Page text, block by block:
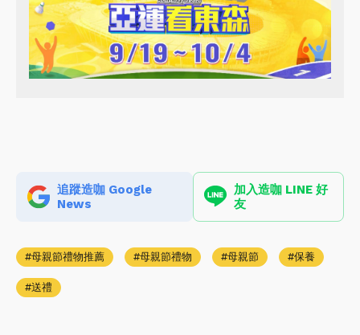
追蹤造咖 Google
News
加入造咖 LINE 好
友
母親節禮物推薦 母親節禮物 母親節 保養
送禮